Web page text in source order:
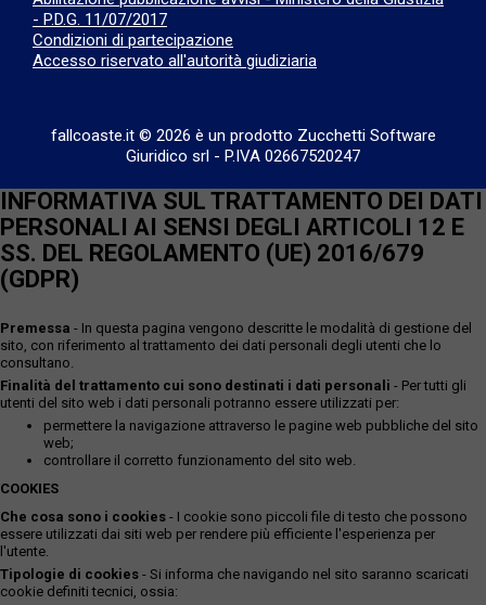
- P.D.G. 11/07/2017
Condizioni di partecipazione
Accesso riservato all'autorità giudiziaria
fallcoaste.it © 2026 è un prodotto Zucchetti Software
Giuridico srl - P.IVA 02667520247
INFORMATIVA SUL TRATTAMENTO DEI DATI
PERSONALI AI SENSI DEGLI ARTICOLI 12 E
SS. DEL REGOLAMENTO (UE) 2016/679
(GDPR)
Premessa - In questa pagina vengono descritte le modalità di gestione del
sito, con riferimento al trattamento dei dati personali degli utenti che lo
consultano.
Finalità del trattamento cui sono destinati i dati personali - Per tutti gli
utenti del sito web i dati personali potranno essere utilizzati per:
permettere la navigazione attraverso le pagine web pubbliche del sito
web;
controllare il corretto funzionamento del sito web.
COOKIES
Che cosa sono i cookies - I cookie sono piccoli file di testo che possono
essere utilizzati dai siti web per rendere più efficiente l'esperienza per
l'utente.
Tipologie di cookies - Si informa che navigando nel sito saranno scaricati
cookie definiti tecnici, ossia: